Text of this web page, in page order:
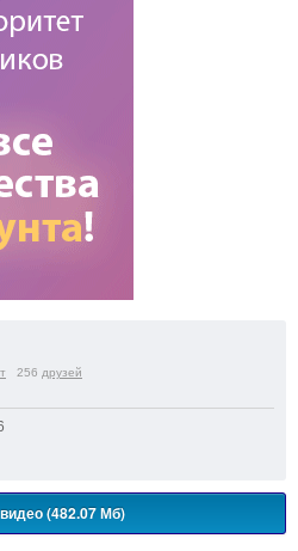
256 друзей
(482.07 Мб)